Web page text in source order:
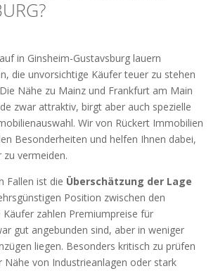
in Ginsheim-Gustavsburg lauern
die unvorsichtige Käufer teuer zu stehen
Nähe zu Mainz und Frankfurt am Main
zwar attraktiv, birgt aber auch spezielle
Wir von Rückert Immobilien
Besonderheiten und helfen Ihnen dabei,
zu vermeiden.
Fallen ist die Überschätzung der Lage
Position zwischen den
Käufer zahlen Premiumpreise für
gut angebunden sind, aber in weniger
liegen. Besonders kritisch zu prüfen
Nähe von Industrieanlagen oder stark